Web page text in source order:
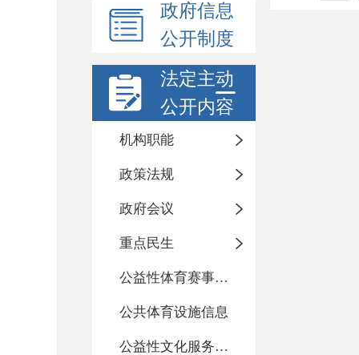
政府信息
公开制度
法定主动
公开内容
机构职能
政策法规
政府会议
重点民生
公益性体育赛事活动
公共体育设施信息
公益性文化服务活动